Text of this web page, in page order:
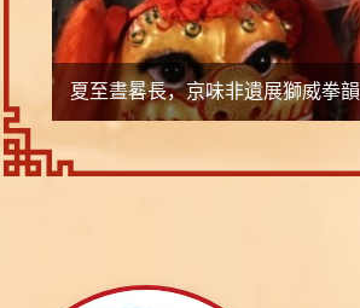
夏至晝晷長，京味非遺展獅威拳韻